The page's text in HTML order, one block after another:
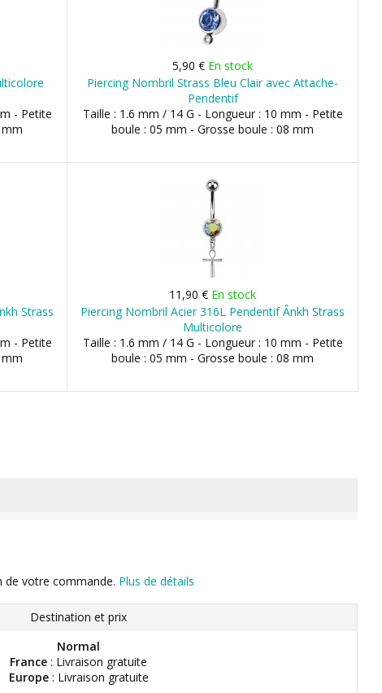
- Petite
5,90 € En stock
Piercing Nombril Strass Bleu Clair avec Attache-
Pendentif
Taille : 1.6 mm / 14 G - Longueur : 10 mm - Petite
boule : 05 mm - Grosse boule : 08 mm
Strass
- Petite
11,90 € En stock
Piercing Nombril Acier 316L Pendentif Ânkh Strass
Multicolore
Taille : 1.6 mm / 14 G - Longueur : 10 mm - Petite
boule : 05 mm - Grosse boule : 08 mm
de votre commande. Plus de détails
Destination et prix
Normal
France : Livraison gratuite
Europe: Livraison gratuite